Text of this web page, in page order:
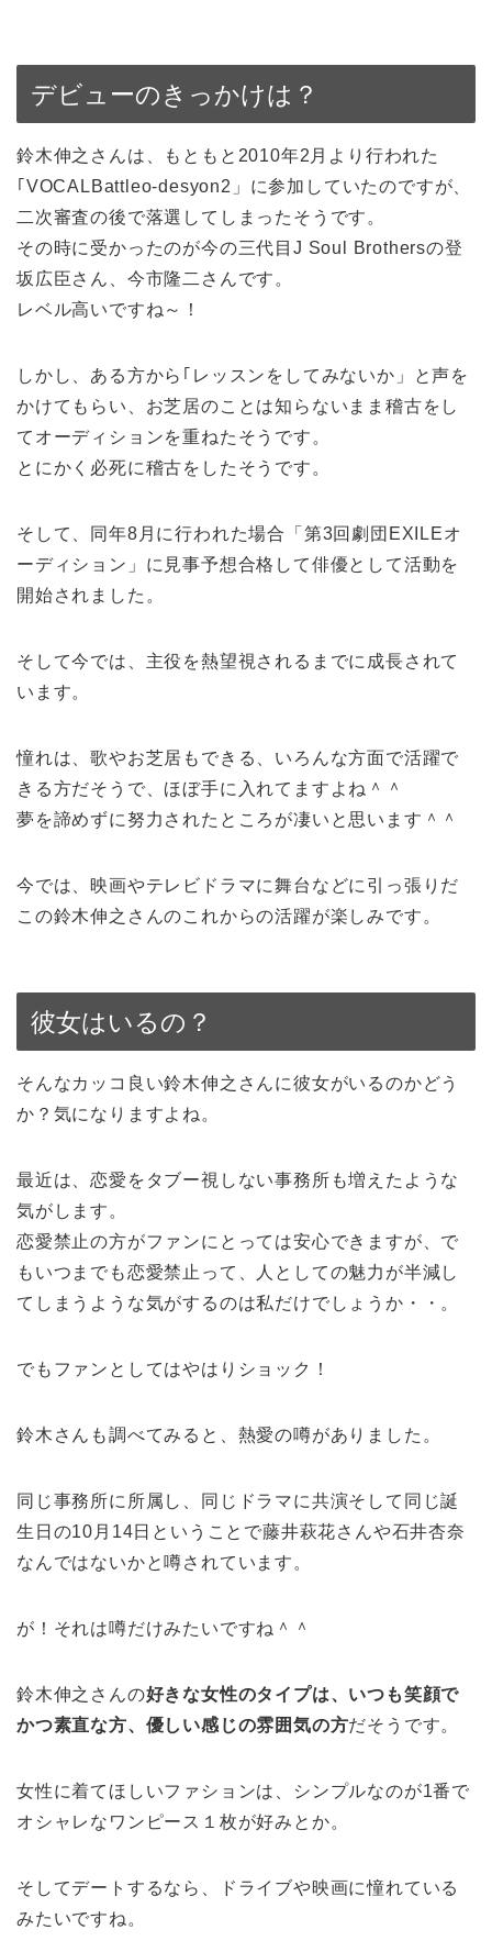
デビューのきっかけは？
鈴木伸之さんは、もともと2010年2月より行われた
｢VOCALBattleo-desyon2」に参加していたのですが、
二次審査の後で落選してしまったそうです。
その時に受かったのが今の三代目J Soul Brothersの登
坂広臣さん、今市隆二さんです。
レベル高いですね～！
しかし、ある方から｢レッスンをしてみないか」と声を
かけてもらい、お芝居のことは知らないまま稽古をし
てオーディションを重ねたそうです。
とにかく必死に稽古をしたそうです。
そして、同年8月に行われた場合「第3回劇団EXILEオ
ーディション」に見事予想合格して俳優として活動を
開始されました。
そして今では、主役を熱望視されるまでに成長されて
います。
憧れは、歌やお芝居もできる、いろんな方面で活躍で
きる方だそうで、ほぼ手に入れてますよね＾＾
夢を諦めずに努力されたところが凄いと思います＾＾
今では、映画やテレビドラマに舞台などに引っ張りだ
この鈴木伸之さんのこれからの活躍が楽しみです。
彼女はいるの？
そんなカッコ良い鈴木伸之さんに彼女がいるのかどう
か？気になりますよね。
最近は、恋愛をタブー視しない事務所も増えたような
気がします。
恋愛禁止の方がファンにとっては安心できますが、で
もいつまでも恋愛禁止って、人としての魅力が半減し
てしまうような気がするのは私だけでしょうか・・。
でもファンとしてはやはりショック！
鈴木さんも調べてみると、熱愛の噂がありました。
同じ事務所に所属し、同じドラマに共演そして同じ誕
生日の10月14日ということで藤井萩花さんや石井杏奈
なんではないかと噂されています。
が！それは噂だけみたいですね＾＾
鈴木伸之さんの好きな女性のタイプは、いつも笑顔で
かつ素直な方、優しい感じの雰囲気の方だそうです。
女性に着てほしいファションは、シンプルなのが1番で
オシャレなワンピース１枚が好みとか。
そしてデートするなら、ドライブや映画に憧れている
みたいですね。